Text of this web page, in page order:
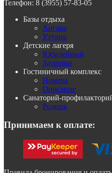
Телефон: 8 (3955) 57-83-05
Базы отдыха
Ангара
Утулик
Детские лагеря
Юбилейный
Здоровье
Гостиничный комплекс
Номера
Описание
Санаторий-
Родник
Принимаем к оплате: